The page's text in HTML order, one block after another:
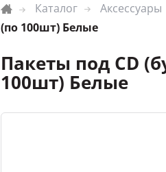
Каталог Аксессуары
(по 100шт) Белые
Пакеты под CD
100шт) Белые